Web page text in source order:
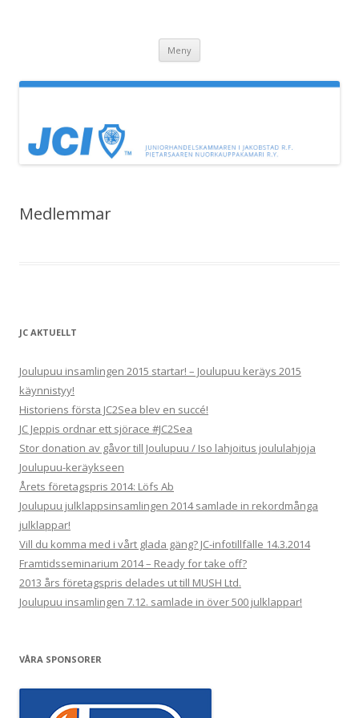
Meny
Medlemmar
JC AKTUELLT
Joulupuu insamlingen 2015 startar! – Joulupuu keräys 2015
käynnistyy!
Historiens första JC2Sea blev en succé!
JC Jeppis ordnar ett sjörace #JC2Sea
Stor donation av gåvor till Joulupuu / Iso lahjoitus joululahjoja
Joulupuu-keräykseen
Årets företagspris 2014: Löfs Ab
Joulupuu julklappsinsamlingen 2014 samlade in rekordmånga
julklappar!
Vill du komma med i vårt glada gäng? JC-infotillfälle 14.3.2014
Framtidsseminarium 2014 – Ready for take off?
2013 års företagspris delades ut till MUSH Ltd.
Joulupuu insamlingen 7.12. samlade in över 500 julklappar!
VÅRA SPONSORER